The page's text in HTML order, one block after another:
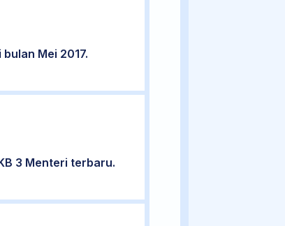
Mei 2017.
3 Menteri terbaru.